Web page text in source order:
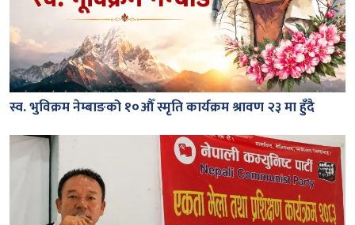
स्व. भुविक्रम नेम्बाङको १०औँ स्मृति कार्यक्रम श्रावण २३ मा हुँदै